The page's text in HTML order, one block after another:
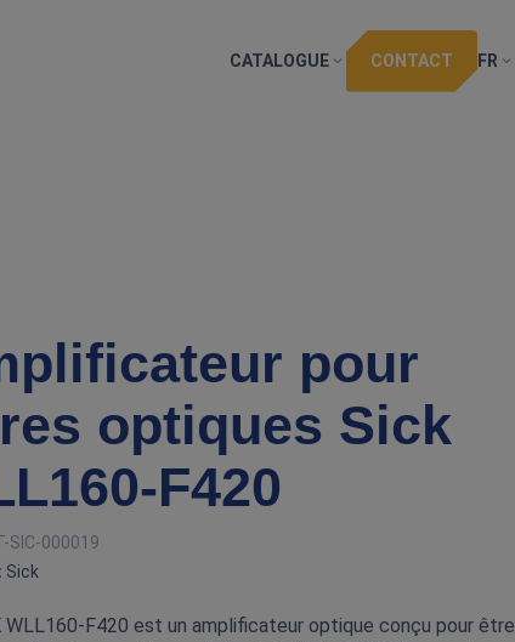
CATALOGUE CONTACT FR
pour
optiques Sick
SIC-000019
Sick
WLL160‑F420 est un amplificateur optique conçu pour être